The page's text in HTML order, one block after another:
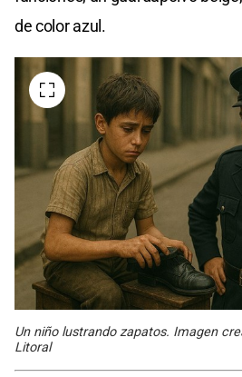
de color azul.
Un niño lustrando zapatos. Imagen
Litoral